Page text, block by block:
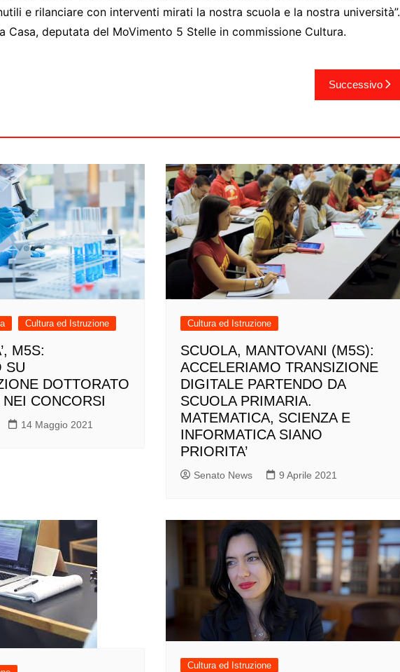
e rilanciare con interventi mirati la nostra scuola e la nostra università”.
Casa, deputata del MoVimento 5 Stelle in commissione Cultura.
Successivo
Cultura ed Istruzione
M5S:
SU
DOTTORATO
NEI CONCORSI
14 Maggio 2021
Cultura ed Istruzione
SCUOLA, MANTOVANI (M5S):
ACCELERIAMO TRANSIZIONE
DIGITALE PARTENDO DA
SCUOLA PRIMARIA.
MATEMATICA, SCIENZA E
INFORMATICA SIANO
PRIORITA’
Senato News 9 Aprile 2021
Cultura ed Istruzione